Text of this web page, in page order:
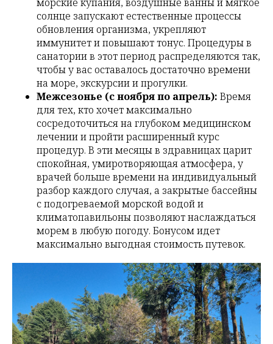
солнце запускают естественные процессы
обновления организма, укрепляют
иммунитет и повышают тонус. Процедуры в
санатории в этот период распределяются так,
чтобы у вас оставалось достаточно времени
на море, экскурсии и прогулки.
Межсезонье (с ноября по апрель): Время
для тех, кто хочет максимально
сосредоточиться на глубоком медицинском
лечении и пройти расширенный курс
процедур. В эти месяцы в здравницах царит
спокойная, умиротворяющая атмосфера, у
врачей больше времени на индивидуальный
разбор каждого случая, а закрытые бассейны
с подогреваемой морской водой и
климатопавильоны позволяют наслаждаться
морем в любую погоду. Бонусом идет
максимально выгодная стоимость путевок.